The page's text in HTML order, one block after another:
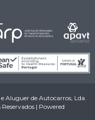
Aluguer de Autocarros, Lda.
| Powered